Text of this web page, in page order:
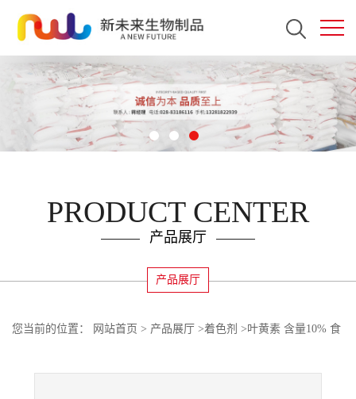
PRODUCT CENTER
产品展厅
产品展厅
您当前的位置： 网站首页 > 产品展厅 >着色剂 >叶黄素 含量10% 食